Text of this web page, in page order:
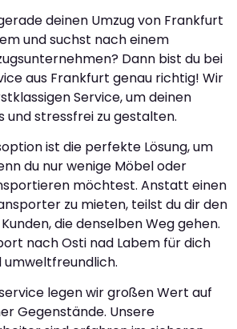
deinen Umzug von Frankfurt
und suchst nach einem
Dann bist du bei
aus Frankfurt genau richtig! Wir
Service, um deinen
und stressfrei zu gestalten.
ist die perfekte Lösung, um
du nur wenige Möbel oder
möchtest. Anstatt einen
zu mieten, teilst du dir den
die denselben Weg gehen.
nach Osti nad Labem für dich
umweltfreundlich.
legen wir großen Wert auf
Gegenstände. Unsere